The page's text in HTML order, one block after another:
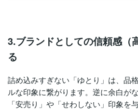
3.ブランドとしての信頼感（
る
詰め込みすぎない「ゆとり」は、品
ルな印象に繋がります。逆に余白が
「安売り」や「せわしない」印象を